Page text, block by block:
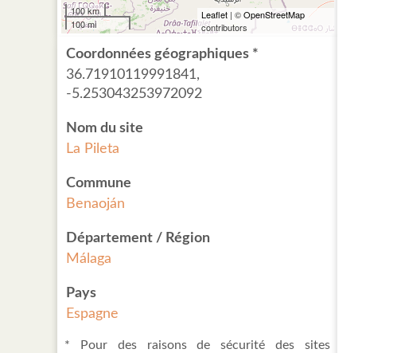
100 km
100 mi
Leaflet | ©OpenStreetMap
contributors
Coordonnées géographiques *
36.71910119991841,
-5.253043253972092
Nom du site
La Pileta
Commune
Benaoján
Département / Région
Málaga
Pays
Espagne
* Pour des raisons de sécurité des sites